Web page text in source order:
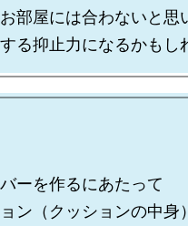
部屋には合わないと思
ーを作るにあたって
ン（クッションの中身